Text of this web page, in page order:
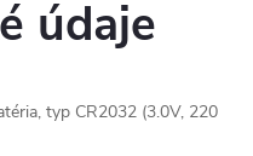
údaje
typ CR2032 (3.0V, 220